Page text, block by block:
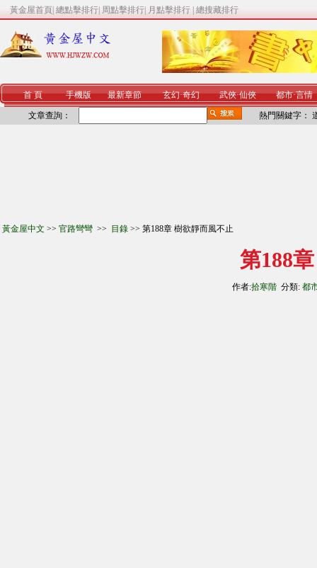
黃金屋首頁 總點擊排行 周點擊排行 月點擊排行 總搜藏排行
首 頁 手機版 最新章節 玄幻·奇幻 武俠·仙俠 都市·言情
文章查詢： 熱門關鍵字：
黃金屋中文 >> 官路彎彎 >> 目錄 >> 第188章 樹欲靜而風不止
第188
作者:拾寒階 分類: 都